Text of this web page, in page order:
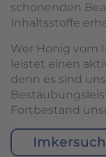
schonenden
Inhaltsstoffe
Wer Honig vom
leistet einen
denn es sind
Fortbestand